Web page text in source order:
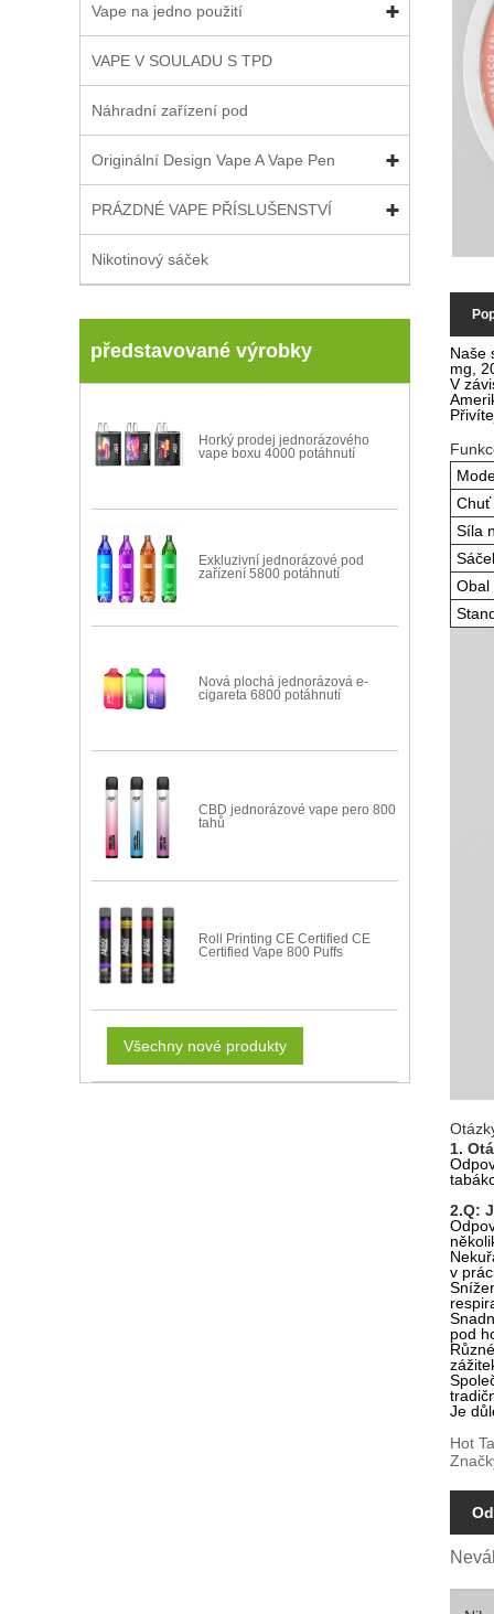
Vape na jedno použití
VAPE V SOULADU S TPD
Náhradní zařízení pod
Originální Design Vape A Vape Pen
PRÁZDNÉ VAPE PŘÍSLUŠENSTVÍ
Nikotinový sáček
představované výrobky
Horký prodej jednorázového
vape boxu 4000 potáhnutí
Exkluzivní jednorázové pod
zařízení 5800 potáhnutí
Nová plochá jednorázová e-
cigareta 6800 potáhnutí
CBD jednorázové vape pero 800
tahů
Roll Printing CE Certified CE
Certified Vape 800 Puffs
Všechny nové produkty
Naše
mg,
V
Chuť
Síla
Obal
1.
2.Q:
v
pod
Je
Hot